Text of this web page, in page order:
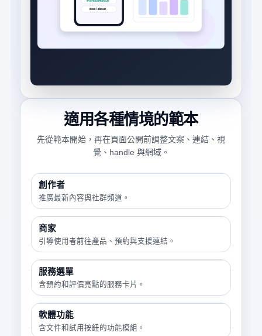
適用各種情境的範本
先從範本開始，再在頁面公開前調整文案、連結、視
覺、handle 與網域。
創作者
推廣最新內容與社群頻道。
商家
引導使用者前往產品、預約與支援連結。
服務選單
含預約和評價亮點的服務卡片。
軟體功能
含文件和試用按鈕的功能模組。